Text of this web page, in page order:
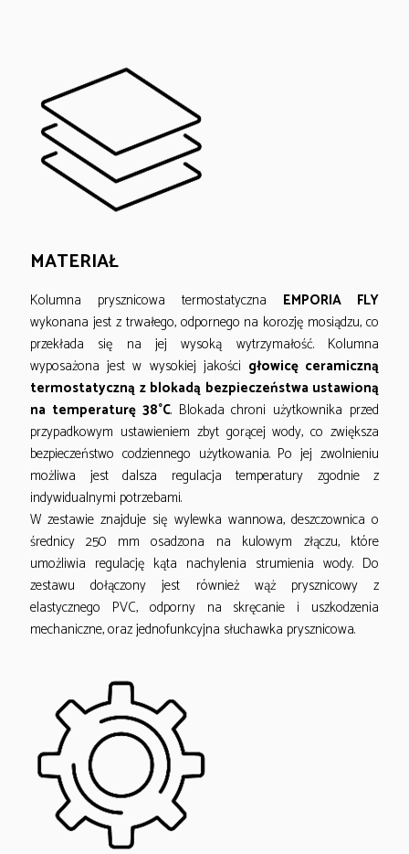
MATERIAŁ
Kolumna prysznicowa termostatyczna EMPORIA FLY
wykonana jest z trwałego, odpornego na korozję mosiądzu, co
przekłada się na jej wysoką wytrzymałość. Kolumna
wyposażona jest w wysokiej jakości głowicę ceramiczną
termostatyczną z blokadą bezpieczeństwa ustawioną
na temperaturę 38°C. Blokada chroni użytkownika przed
przypadkowym ustawieniem zbyt gorącej wody, co zwiększa
bezpieczeństwo codziennego użytkowania. Po jej zwolnieniu
możliwa jest dalsza regulacja temperatury zgodnie z
indywidualnymi potrzebami.
W zestawie znajduje się wylewka wannowa, deszczownica o
średnicy 250 mm osadzona na kulowym złączu, które
umożliwia regulację kąta nachylenia strumienia wody. Do
zestawu dołączony jest również wąż prysznicowy z
elastycznego PVC, odporny na skręcanie i uszkodzenia
mechaniczne, oraz jednofunkcyjna słuchawka prysznicowa.